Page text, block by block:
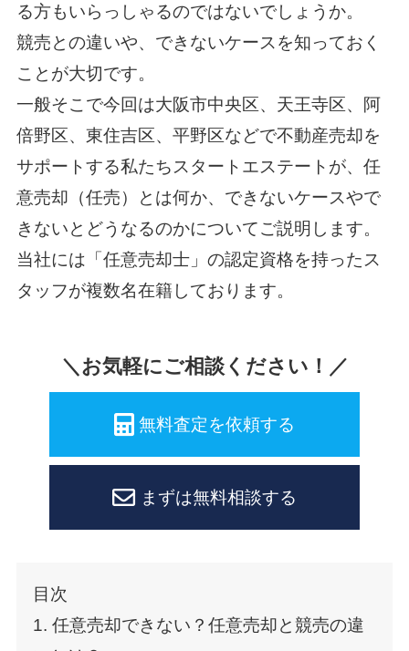
る方もいらっしゃるのではないでしょうか。
競売との違いや、できないケースを知っておく
ことが大切です。
一般そこで今回は大阪市中央区、天王寺区、阿
倍野区、東住吉区、平野区などで不動産売却を
サポートする私たちスタートエステートが、任
意売却（任売）とは何か、できないケースやで
きないとどうなるのかについてご説明します。
当社には「任意売却士」の認定資格を持ったス
タッフが複数名在籍しております。
＼お気軽にご相談ください！／
無料査定を依頼する
まずは無料相談する
目次
1. 任意売却できない？任意売却と競売の違